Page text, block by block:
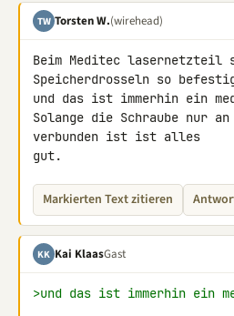
TW Torsten W.(wirehead)
Beim Meditec lasernetzteil
Speicherdrosseln so
und das ist immerhin ein
Solange die Schraube nur
verbunden ist ist alles
gut.
Markierten Text zitieren
KK Kai KlaasGast
>und das ist immerhin ein